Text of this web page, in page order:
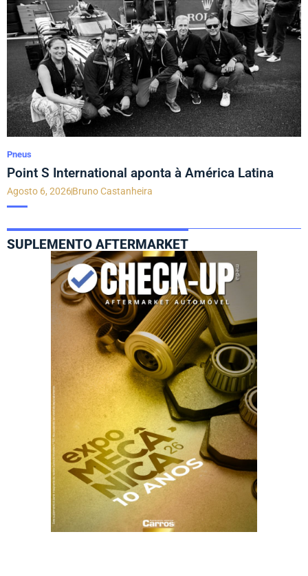
Pneus
Point S International aponta à América Latina
Agosto 6, 2026Bruno Castanheira
SUPLEMENTO AFTERMARKET